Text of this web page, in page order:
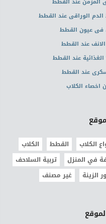
الوراقى عند القطط
فى عيون القطط
عند القطط
عند القطط
عند القطط
اخصاء الكلاب
الكلاب القطط
الكلاب
في المنزل
تربية السلاحف
الزينة غير مصنف